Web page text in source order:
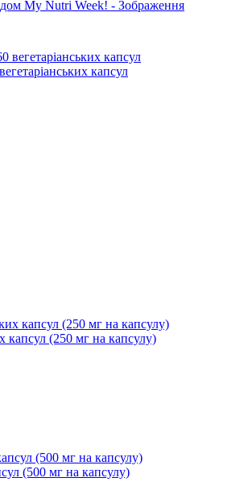
капсул
капсул (250 мг на капсулу)
(500 мг на капсулу)